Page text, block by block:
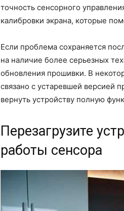
точность сенсорного
калибровки экрана, которые
Если проблема сохраняется
на наличие более серьезных
обновления прошивки. В
связано с устаревшей версией
вернуть устройству полную
Перезагрузите
работы сенсора